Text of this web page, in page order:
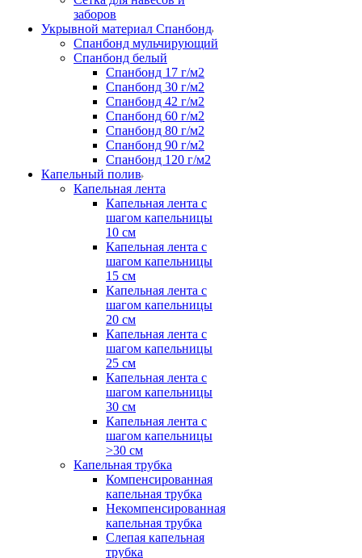
заборов
Укрывной материал Спанбонд
Спанбонд мульчирующий
Спанбонд белый
Спанбонд 17 г/м2
Спанбонд 30 г/м2
Спанбонд 42 г/м2
Спанбонд 60 г/м2
Спанбонд 80 г/м2
Спанбонд 90 г/м2
Спанбонд 120 г/м2
Капельный полив
Капельная лента
Капельная лента с
шагом капельницы
10 см
Капельная лента с
шагом капельницы
15 см
Капельная лента с
шагом капельницы
20 см
Капельная лента с
шагом капельницы
25 см
Капельная лента с
шагом капельницы
30 см
Капельная лента с
шагом капельницы
>30 см
Капельная трубка
Компенсированная
капельная трубка
Некомпенсированная
капельная трубка
Слепая капельная
трубка